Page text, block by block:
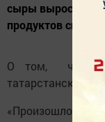
сыры вырос на
продуктов
О том, что
татарстанский
«Произошло то,